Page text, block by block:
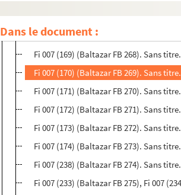
Dans le document :
Fi 007 (167) (Baltazar FB 266). Sans
Fi 007 (168) (Baltazar FB 267). Sans
Fi 007 (169) (Baltazar FB 268). Sans
Fi 007 (170) (Baltazar FB 269). Sans
Fi 007 (171) (Baltazar FB 270). Sans
Fi 007 (172) (Baltazar FB 271). Sans
Fi 007 (173) (Baltazar FB 272). Sans
Fi 007 (174) (Baltazar FB 273). Sans
Fi 007 (238) (Baltazar FB 274). Sans
Fi 007 (233) (Baltazar FB 275), Fi 007